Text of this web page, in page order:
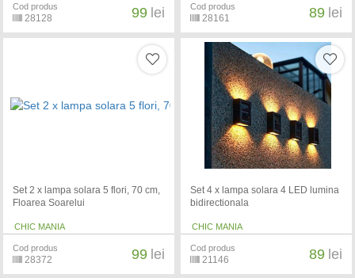
Cod produs
28128 99 lei Cod produs
28161 89 lei
Set 2 x lampa solara 5 flori, 70 cm,
Floarea Soarelui
CHIC MANIA
Cod produs
28372 99 lei
Set 4 x lampa solara 4 LED lumina
bidirectionala
CHIC MANIA
Cod produs
21146 89 lei